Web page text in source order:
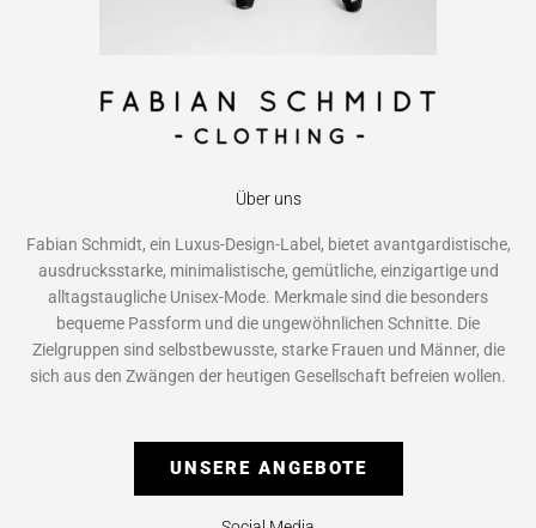
Über uns
Fabian Schmidt, ein Luxus-Design-Label, bietet avantgardistische,
ausdrucksstarke, minimalistische, gemütliche, einzigartige und
alltagstaugliche Unisex-Mode. Merkmale sind die besonders
bequeme Passform und die ungewöhnlichen Schnitte. Die
Zielgruppen sind selbstbewusste, starke Frauen und Männer, die
sich aus den Zwängen der heutigen Gesellschaft befreien wollen.
UNSERE ANGEBOTE